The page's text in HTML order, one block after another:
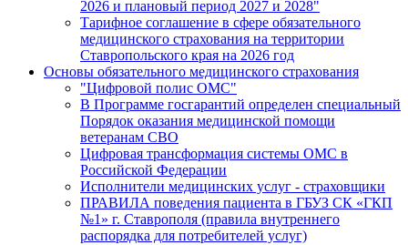
2026 и плановый период 2027 и 2028"
Тарифное соглашение в сфере обязательного
медицинского страхования на территории
Ставропольского края на 2026 год
Основы обязательного медицинского страхования
"Цифровой полис ОМС"
В Программе госгарантий определен специальный
Порядок оказания медицинской помощи
ветеранам СВО
Цифровая трансформация системы ОМС в
Российской Федерации
Исполнители медицинских услуг - страховщики
ПРАВИЛА поведения пациента в ГБУЗ СК «ГКП
№1» г. Ставрополя (правила внутреннего
распорядка для потребителей услуг)